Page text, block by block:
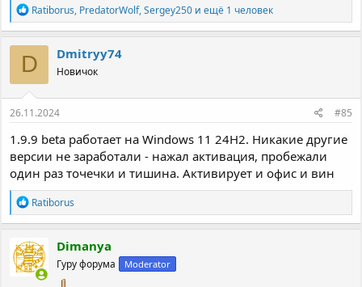
Р
е
а
к
ц
и
и
:
Ratiborus, PredatorWolf,Sergey250 и ещё 1 человек
D Dmitryy74
Новичок
26.11.2024 #85
1.9.9 beta работает на Windows 11 24H2. Никакие другие
версии не заработали - нажал активация, пробежали
один раз точечки и тишина. Активирует и офис и вин
Р
е
а
к
ц
и
и
Ratiborus
Dimanya
Гуру форума Moderator